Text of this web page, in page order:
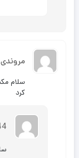
مروندی
سلام
کرد